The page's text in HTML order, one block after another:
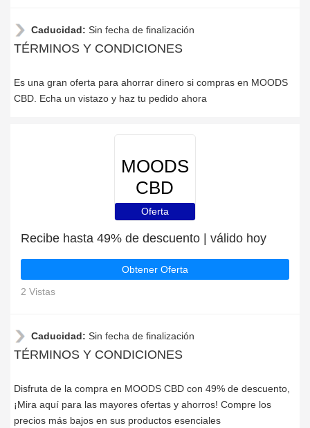
Caducidad: Sin fecha de finalización
TÉRMINOS Y CONDICIONES
Es una gran oferta para ahorrar dinero si compras en MOODS
CBD. Echa un vistazo y haz tu pedido ahora
MOODS
CBD
Oferta
Recibe hasta 49% de descuento | válido hoy
Obtener Oferta
2 Vistas
Caducidad: Sin fecha de finalización
TÉRMINOS Y CONDICIONES
Disfruta de la compra en MOODS CBD con 49% de descuento,
¡Mira aquí para las mayores ofertas y ahorros! Compre los
precios más bajos en sus productos esenciales